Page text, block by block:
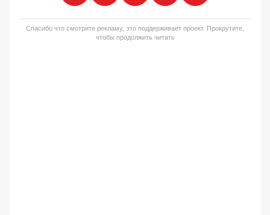
Спасибо что смотрите рекламу, это поддерживает проект. Прокрутите,
чтобы продолжить читать